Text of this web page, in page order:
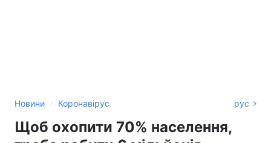
Новини › Коронавірус рус
Щоб охопити 70% населення,